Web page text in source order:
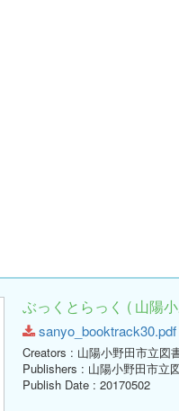
ぶっくとらっく ( 山陽
Creators : 山陽小野田市立図
Publishers : 山陽小野田市立
Publish Date : 20170502